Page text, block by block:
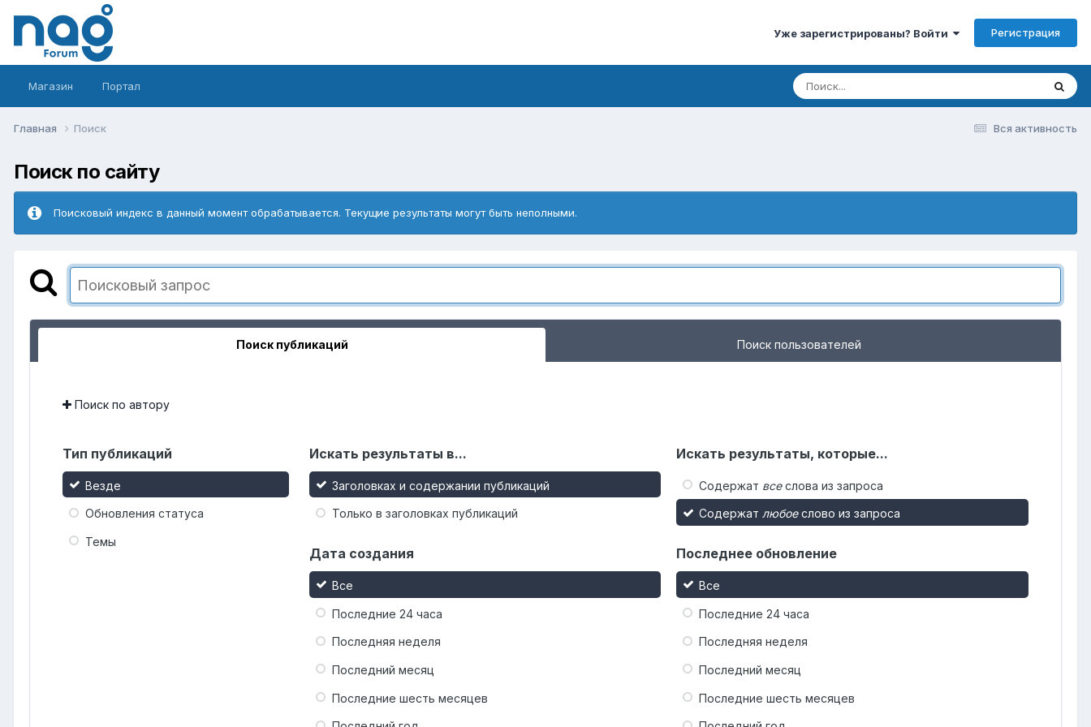
Уже зарегистрированы? Войти Регистрация
Магазин Портал
Вся активность
Главная Поиск
Поиск по сайту
Поисковый индекс в данный момент обрабатывается. Текущие результаты могут быть неполными.
Поиск публикаций Поиск пользователей
Поиск по автору
Тип публикаций
Везде
Обновления статуса
Темы
Искать результаты в...
Заголовках и содержании публикаций
Только в заголовках публикаций
Искать результаты, которые...
Содержат всеслова из запроса
Содержат любоеслово из запроса
Дата создания
Все
Последние 24 часа
Последняя неделя
Последний месяц
Последние шесть месяцев
Последнее обновление
Все
Последние 24 часа
Последняя неделя
Последний месяц
Последние шесть месяцев